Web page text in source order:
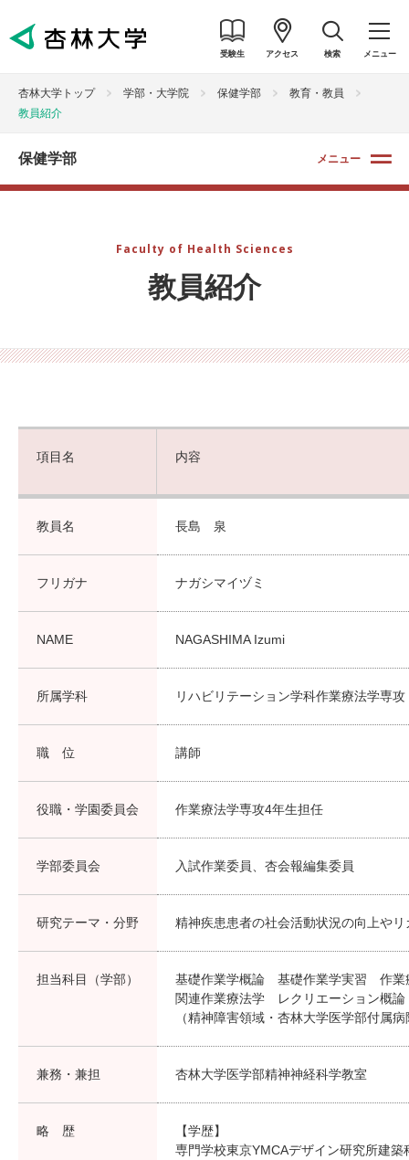
受験生 アクセス 検索 メニュー
杏林大学トップ 学部・大学院 保健学部
教育・教員
教員紹介
保健学部 メニュー
Faculty of Health Sciences
教員紹介
項目名 内容
教員名 長島 泉
フリガナ ナガシマイヅミ
NAME NAGASHIMA Izumi
所属学科 リハビリテーション学科作業療法学専攻
職 位 講師
役職・学園委員会 作業療法学専攻4年生担任
学部委員会 入試作業委員、杏会報編集委員
研究テーマ・分野 精神疾患患者の社会活動状況の向上や
担当科目（学部）
基礎作業学概論 基礎作業学実習 作
関連作業療法学 レクリエーション概
（精神障害領域・杏林大学医学部付属病
兼務・兼担 杏林大学医学部精神神経科学教室
略 歴
【学歴】
専門学校東京YMCAデザイン研究所建